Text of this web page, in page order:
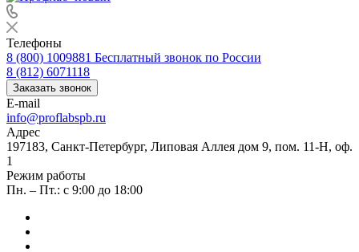
Телефоны
8 (800) 1009881 Бесплатный звонок по России
8 (812) 6071118
Заказать звонок
E-mail
info@proflabspb.ru
Адрес
197183, Санкт-Петербург, Липовая Аллея дом 9, пом. 11-Н, оф.
1
Режим работы
Пн. – Пт.: с 9:00 до 18:00